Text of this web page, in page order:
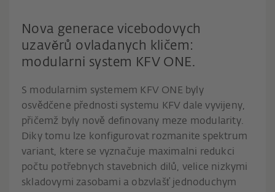
Nova generace vicebodovych
uzavěrů ovladanych kličem:
modularni system KFV ONE.
S modularnim systemem KFV ONE byly
osvědčene přednosti systemu KFV dale vyvijeny,
přičemž byly nově definovany meze modularity.
Diky tomu lze konfigurovat rozmanite spektrum
variant, ktere se vyznačuje maximalni redukci
počtu potřebnych stavebnich dilů, velice nizkymi
skladovymi zasobami a obzvlašť jednoduchym